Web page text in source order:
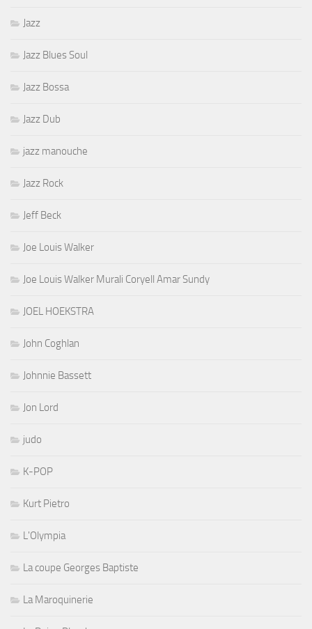
Jazz
Jazz Blues Soul
Jazz Bossa
Jazz Dub
jazz manouche
Jazz Rock
Jeff Beck
Joe Louis Walker
Joe Louis Walker Murali Coryell Amar Sundy
JOEL HOEKSTRA
John Coghlan
Johnnie Bassett
Jon Lord
judo
K-POP
Kurt Pietro
L'Olympia
La coupe Georges Baptiste
La Maroquinerie